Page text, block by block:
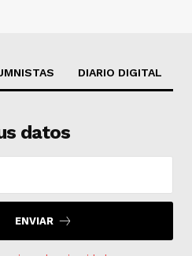
DIARIO DIGITAL
datos
ENVIAR